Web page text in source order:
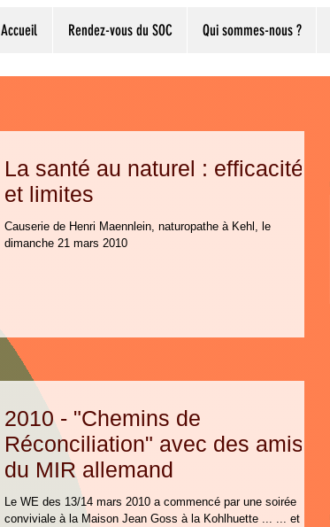
Accueil Rendez-vous du SOC Qui sommes-nous ?
La santé au naturel : efficacité
et limites
Causerie de Henri Maennlein, naturopathe à Kehl, le
dimanche 21 mars 2010
2010 - "Chemins de
Réconciliation" avec des amis
du MIR allemand
Le WE des 13/14 mars 2010 a commencé par une soirée
conviviale à la Maison Jean Goss à la Kohlhuette ... ... et